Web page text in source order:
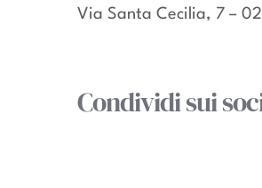
Via Santa Cecilia, 7 –
Condividi sui